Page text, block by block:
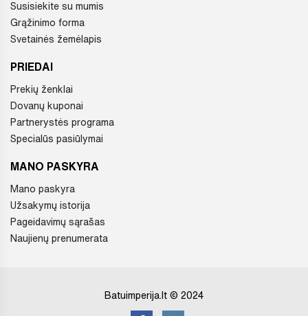
Susisiekite su mumis
Grąžinimo forma
Svetainės žemėlapis
PRIEDAI
Prekių ženklai
Dovanų kuponai
Partnerystės programa
Specialūs pasiūlymai
MANO PASKYRA
Mano paskyra
Užsakymų istorija
Pageidavimų sąrašas
Naujienų prenumerata
Batuimperija.lt © 2024